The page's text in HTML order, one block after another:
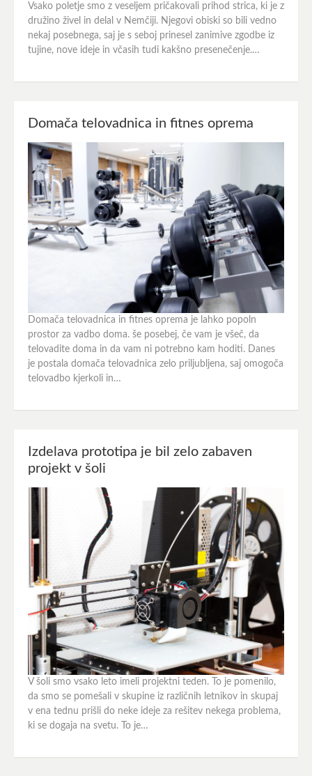
Vsako poletje smo z veseljem pričakovali prihod strica, ki je z
družino živel in delal v Nemčiji. Njegovi obiski so bili vedno
nekaj posebnega, saj je s seboj prinesel zanimive zgodbe iz
tujine, nove ideje in včasih tudi kakšno presenečenje.…
Domača telovadnica in fitnes oprema
Domača telovadnica in fitnes oprema je lahko popoln
prostor za vadbo doma. še posebej, če vam je všeč, da
telovadite doma in da vam ni potrebno kam hoditi. Danes
je postala domača telovadnica zelo priljubljena, saj omogoča
telovadbo kjerkoli in…
Izdelava prototipa je bil zelo zabaven
projekt v šoli
V šoli smo vsako leto imeli projektni teden. To je pomenilo,
da smo se pomešali v skupine iz različnih letnikov in skupaj
v ena tednu prišli do neke ideje za rešitev nekega problema,
ki se dogaja na svetu. To je…